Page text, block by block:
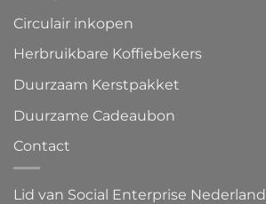
Circulair inkopen
Herbruikbare Koffiebekers
Duurzaam Kerstpakket
Duurzame Cadeaubon
Contact
Lid van Social Enterprise Nederland